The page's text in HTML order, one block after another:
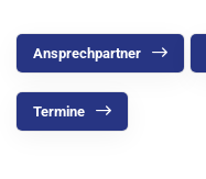
Ansprechpartner
Termine
Tischtennis
Trampolin